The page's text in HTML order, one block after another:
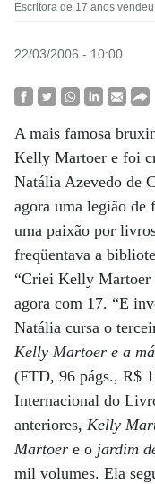
Escritora de 17 anos
22/03/2006 - 10:00
A mais famosa
Kelly Martoer e foi
Natália Azevedo de
agora uma legião de
uma paixão por
freqüentava a
“Criei Kelly Martoer
agora com 17. “E
Natália cursa o
Kelly Martoer e a
(FTD, 96 págs., R$
Internacional do
anteriores, Kelly
Martoer e o jardim
mil volumes. Ela